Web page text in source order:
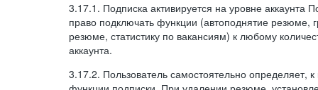
3.17.1. Подписка активируется на уровне аккаунта
право подключать функции (автоподнятие резюме,
резюме, статистику по вакансиям) к любому
аккаунта.
3.17.2. Пользователь самостоятельно определяет,